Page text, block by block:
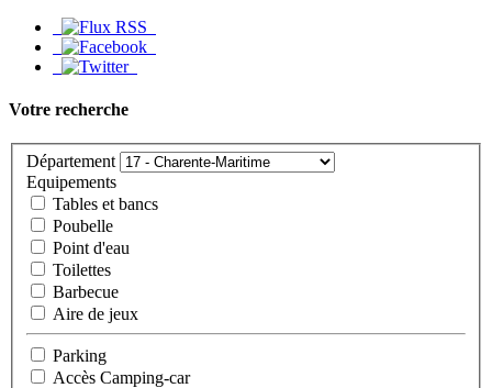
Votre recherche
Département
Equipements
Tables et bancs
Poubelle
Point d'eau
Toilettes
Barbecue
Aire de jeux
Parking
Accès Camping-car